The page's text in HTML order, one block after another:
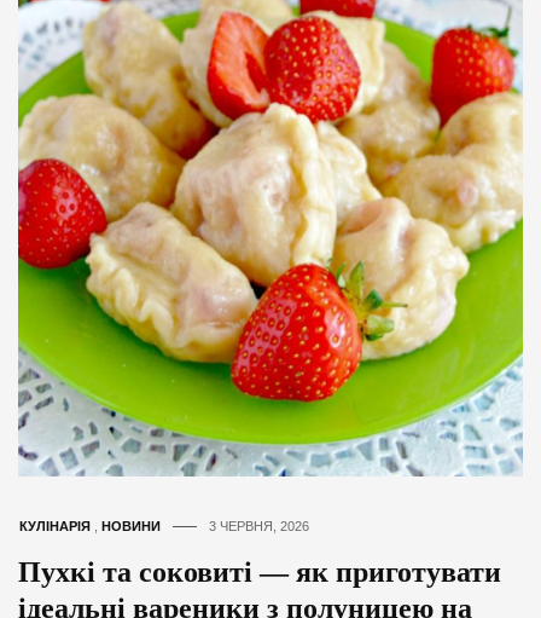
КУЛІНАРІЯ НОВИНИ 3 ЧЕРВНЯ, 2026
Пухкі та соковиті — як приготувати
ідеальні вареники з полуницею на